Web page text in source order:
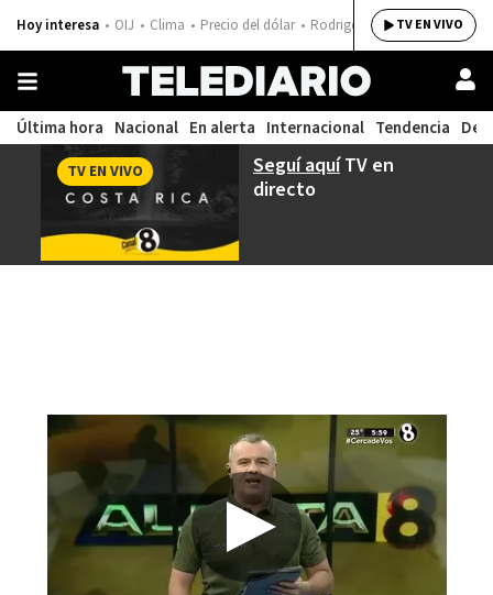
Hoy interesa OIJ Clima Precio del dólar Rodrigo ChavesTV EN VIVO
Última hora Nacional En alerta Internacional Tendencia
Seguí aquíTV en
directo
TV EN VIVO